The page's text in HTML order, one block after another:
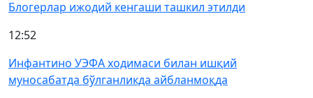
Блогерлар ижодий кенгаши ташкил этилди
12:52
Инфантино УЭФА ходимаси билан ишқий
муносабатда бўлганликда айбланмоқда